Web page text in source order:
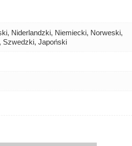
Niderlandzki, Niemiecki, Norweski,
Szwedzki, Japoński